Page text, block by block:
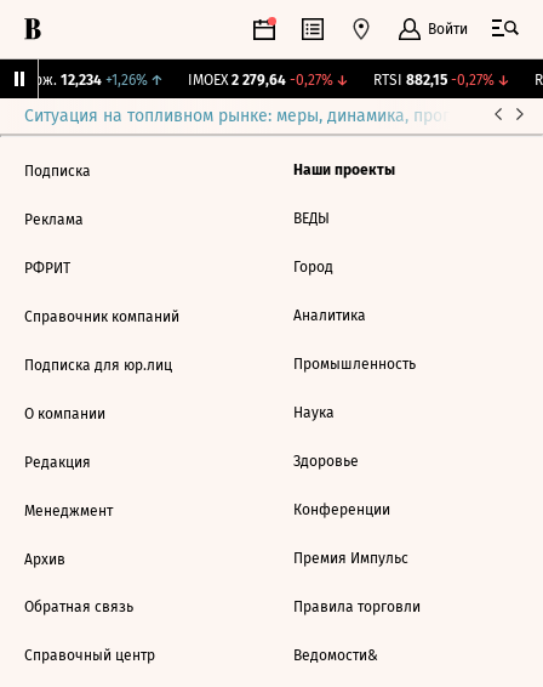
Войти
Бирж. 12,234 +1,26%↑ IMOEX 2 279,64 -0,27%↓ RTSI 882,15 -0,27%↓
Ситуация на топливном рынке: меры, динамика, прогнозы
Подписка
Реклама
РФРИТ
Справочник компаний
Подписка для юр.лиц
О компании
Редакция
Менеджмент
Архив
Обратная связь
Справочный центр
Наши проекты
ВЕДЫ
Город
Аналитика
Промышленность
Наука
Здоровье
Конференции
Премия Импульс
Правила торговли
Ведомости&